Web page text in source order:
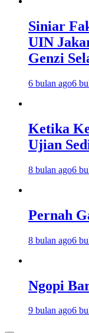
Siniar
UIN
Genzi
6 bulan ago6
Ketika
Ujian
8 bulan ago6
Pernah
8 bulan ago6
Ngopi
9 bulan ago6